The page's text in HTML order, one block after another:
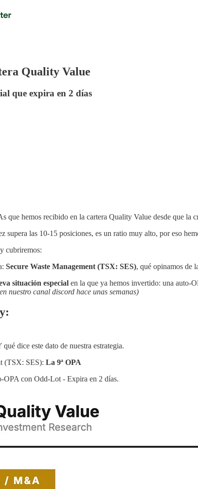
Quality Value
que expira en 2 días
que hemos recibido en la cartera Quality Value desde que la
supera las 10-15 posiciones, es un ratio muy alto, por eso
cubriremos:
Secure Waste Management (TSX: SES), qué opinamos de
situación especial en la que ya hemos invertido: una auto-
nuestro canal discord hace unas semanas)
dice este dato de nuestra estrategia.
(TSX: SES): La 9ª OPA
OPA con Odd-Lot - Expira en 2 días.